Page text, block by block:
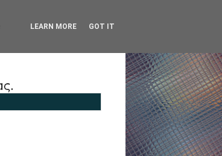
LEARN MORE GOT IT